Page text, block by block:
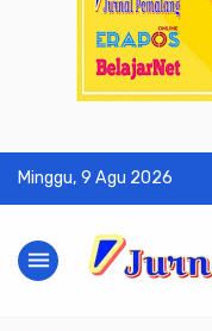
Minggu, 9 Agu 2026
menu